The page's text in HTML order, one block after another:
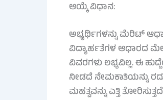
ಆಯ್ಕೆ ವಿಧಾನ:
ಅಭ್ಯರ್ಥಿಗಳನ್ನು ಮೆರಿಟ್
ವಿದ್ಯಾರ್ಹತೆಗಳ ಆಧಾರದ
ವಿವರಗಳು ಲಭ್ಯವಿಲ್ಲ. ಈ
ನೀಡದೆ ನೇಮಕಾತಿಯನ್ನು
ಮಹತ್ವವನ್ನು ಎತ್ತಿ